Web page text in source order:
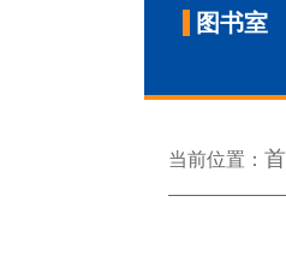
图书室
当前位置：